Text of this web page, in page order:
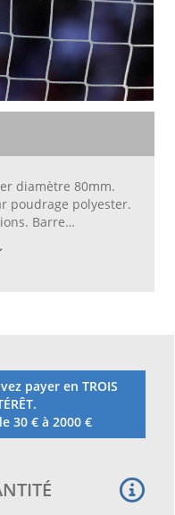
diamètre 80mm.
poudrage polyester.
Barre
payer en TROIS
30 € à 2000 €